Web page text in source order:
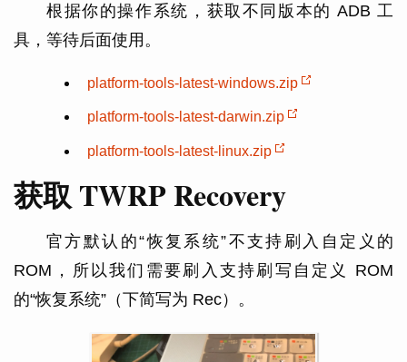
根据你的操作系统，获取不同版本的 ADB 工
具，等待后面使用。
platform-tools-latest-windows.zip
platform-tools-latest-darwin.zip
platform-tools-latest-linux.zip
获取 TWRP Recovery
官方默认的“恢复系统”不支持刷入自定义的
ROM，所以我们需要刷入支持刷写自定义 ROM
的“恢复系统”（下简写为 Rec）。